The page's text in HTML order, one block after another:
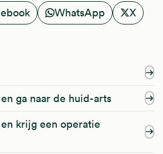
WhatsApp X
ga naar de huid-arts
krijg een operatie